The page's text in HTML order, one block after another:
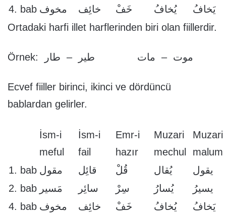
4. bab مخوف خائِف خَفْ يُخافُ
يَخافُ
Ortadaki harfi illet harflerinden biri olan fiillerdir.
Örnek: موت – مات طير – طار
Ecvef fiiller birinci, ikinci ve dördüncü
bablardan gelirler.
İsm-i
meful
İsm-i
fail
Emr-i
hazır
Muzari
mechul
Muzari
malum
1. bab مقول قائِل قُلْ يُقال
يقول
2. bab مَسير سائِر سِرْ يُسارُ
يسيرُ
4. bab مخوف خائِف خَفْ يُخافُ
يَخافُ